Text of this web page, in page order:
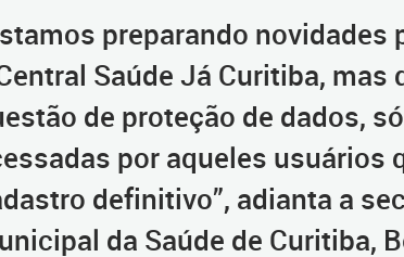
preparando novidades
Saúde Já Curitiba, mas
de proteção de dados,
por aqueles usuários
definitivo”, adianta a
da Saúde de Curitiba,